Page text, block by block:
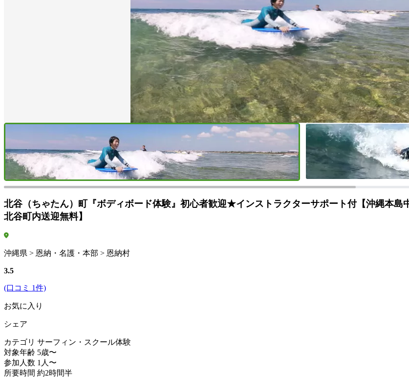
北谷（ちゃたん）町『ボディボード体験』初心者歓迎★インストラクターサポート付【沖縄本
北谷町内送迎無料】
沖縄県 > 恩納・名護・本部 > 恩納村
3.5
(口コミ 1件)
お気に入り
シェア
カテゴリ サーフィン・スクール体験
対象年齢 5歳〜
参加人数 1人〜
所要時間 約2時間半